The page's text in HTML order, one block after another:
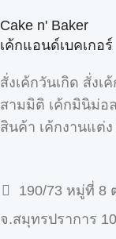
Cake n' Baker
เค้กแอนด์เบคเกอร์
สั่งเค้กวันเกิด สั่งเ
สามมิติ เค้กมินิม่อ
สินค้า เค้กงานแต่ง
190/73 หมู่ที่ 8
จ.สมุทรปราการ